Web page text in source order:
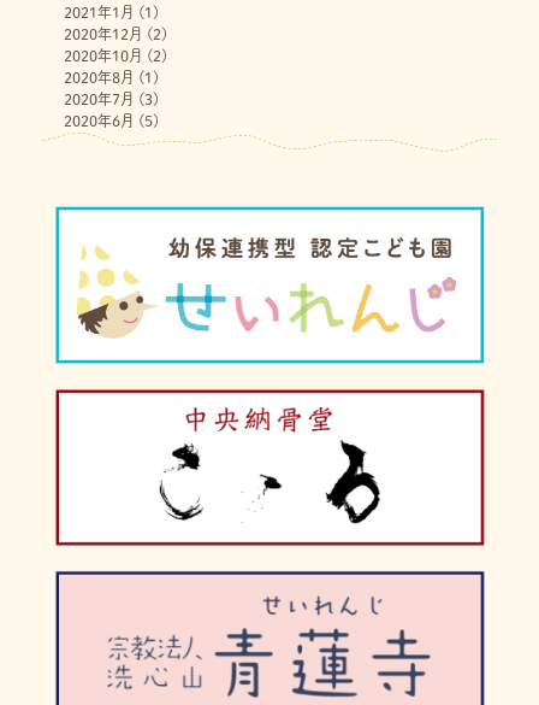
2021年1月 (1)
2020年12月 (2)
2020年10月 (2)
2020年8月 (1)
2020年7月 (3)
2020年6月 (5)